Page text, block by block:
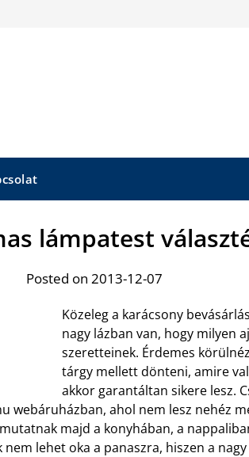
lámpatest
Posted on 2013-12-07
Közeleg a karácsony
nagy lázban van, hogy milyen
szeretteinek. Érdemes
tárgy mellett dönteni, amire
akkor garantáltan sikere lesz.
webáruházban, ahol nem lesz nehéz
majd a konyhában, a
nem lehet oka a panaszra, hiszen a